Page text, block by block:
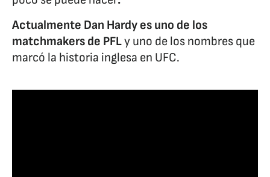
Actualmente Dan Hardy es uno de los
matchmakers de PFLy uno de los nombres que
marcó la historia inglesa en UFC.